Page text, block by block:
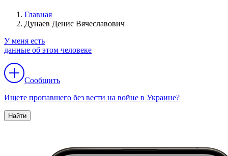
Главная
Дунаев Денис Вячеславович
У меня есть
данные об этом человеке
Сообщить
Ищете пропавшего без вести на войне в Украине?
Найти